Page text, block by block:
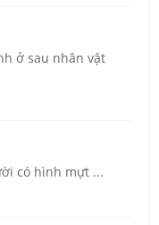
ở sau nhân vật
có hình mựt ...